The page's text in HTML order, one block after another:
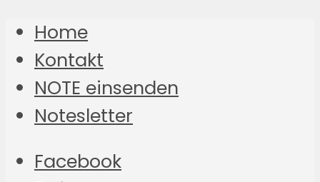
Home
Kontakt
NOTE einsenden
Notesletter
Facebook